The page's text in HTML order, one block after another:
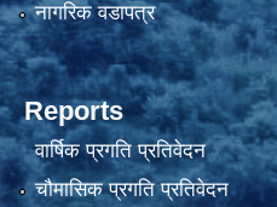
नागरिक वडापत्र
Reports
वार्षिक प्रगति प्रतिवेदन
चौमासिक प्रगति प्रतिवेदन